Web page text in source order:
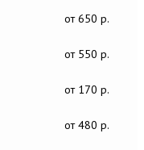
от 650 р.
от 550 р.
от 170 р.
от 480 р.